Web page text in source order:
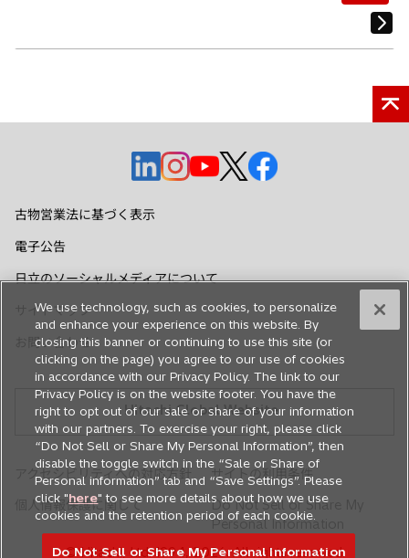
新
し
で
く
新
で
く
新
し
く
新
し
く
新
く
古物営業法に基づく表示
電子公告
日立のソーシャルメディアについて
サイトマップ
お問い合わせ
Hitachi Global Website
© Hitachi, Ltd. 1994,2026. All rights reserved.
アクセシビリティへの対応方針
サイトの利用条件
個人情報保護に関して
Do Not Sell or Share My
Personal Information
We use technology, such as cookies, to personalize
and enhance your experience on this website. By
closing this banner or continuing to use this site (or
clicking on the page) you agree to our use of cookies
in accordance with our Privacy Policy. The link to our
Privacy Policy is on the website footer. You have the
right to opt out of our sale or share of your information
with our partners. To exercise your right, please click
“Do Not Sell or Share My Personal Information”, then
disable the toggle switch in the “Sale or Share of
Personal information” tab and “Save Settings”. Please
click "here" to see more details about how we use
cookies and the retention period of each cookie.
Do Not Sell or Share My Personal Information